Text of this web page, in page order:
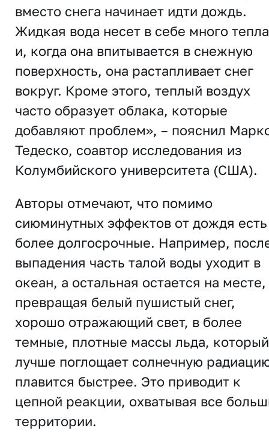
вместо снега начинает идти дождь.
Жидкая вода несет в себе много
и, когда она впитывается в снежную
поверхность, она растапливает снег
вокруг. Кроме этого, теплый воздух
часто образует облака, которые
добавляют проблем», – пояснил
Тедеско, соавтор исследования из
Колумбийского университета (США).
Авторы отмечают, что помимо
сиюминутных эффектов от дождя
более долгосрочные. Например,
выпадения часть талой воды уходит в
океан, а остальная остается на месте,
превращая белый пушистый снег,
хорошо отражающий свет, в более
темные, плотные массы льда, который
лучше поглощает солнечную
плавится быстрее. Это приводит к
цепной реакции, охватывая все
территории.